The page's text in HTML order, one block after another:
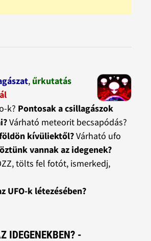
, űrkutatás
k? Pontosak a csillagászok
Várható meteorit becsapódás?
kívüliektől?Várható ufo
vannak az idegenek?
tölts fel fotót, ismerkedj,
UFO-k létezésében?
IDEGENEKBEN? -